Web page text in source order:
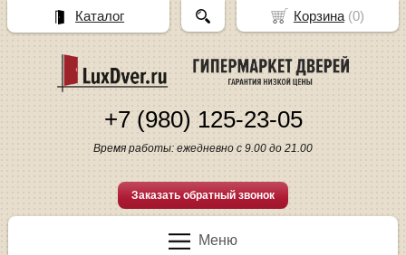
+7 (980) 125-23-05
Время работы: ежедневно с 9.00 до 21.00
Заказать обратный звонок
Меню
Корзина(0)
Каталог